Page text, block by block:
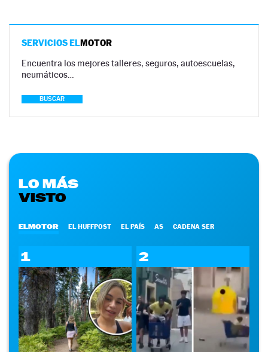
SERVICIOS ELMOTOR
Encuentra los mejores talleres, seguros, autoescuelas,
neumáticos…
BUSCAR
LO MÁS
VISTO
ELMOTOR EL HUFFPOST EL PAÍS AS CADENA SER
1 2